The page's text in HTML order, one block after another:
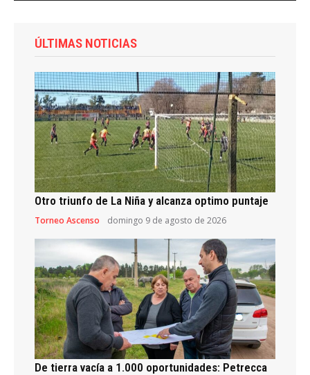
ÚLTIMAS NOTICIAS
Otro triunfo de La Niña y alcanza optimo puntaje
Torneo Ascenso domingo 9 de agosto de 2026
De tierra vacía a 1.000 oportunidades: Petrecca